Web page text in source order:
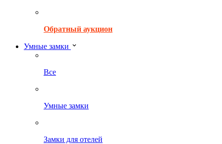
Обратный аукцион
Умные замки
Все
Умные замки
Замки для отелей